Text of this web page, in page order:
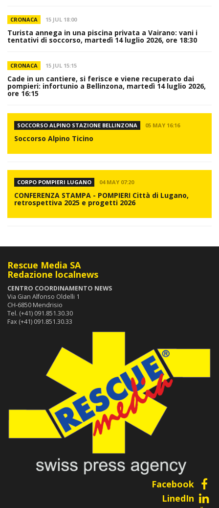
CRONACA 15 JUL 18:00
Turista annega in una piscina privata a Vairano: vani i
tentativi di soccorso, martedì 14 luglio 2026, ore 18:30
CRONACA 15 JUL 15:15
Cade in un cantiere, si ferisce e viene recuperato dai
pompieri: infortunio a Bellinzona, martedì 14 luglio 2026,
ore 16:15
SOCCORSO ALPINO STAZIONE BELLINZONA 05 MAY 16:16
Soccorso Alpino Ticino
CORPO POMPIERI LUGANO 04 MAY 07:20
CONFERENZA STAMPA - POMPIERI Città di Lugano,
retrospettiva 2025 e progetti 2026
Rescue Media SA
Redazione localnews
CENTRO COORDINAMENTO NEWS
Via Gian Alfonso Oldelli 1
CH-6850 Mendrisio
Tel. (+41) 091.851.30.30
Fax (+41) 091.851.30.33
Facebook
LinedIn